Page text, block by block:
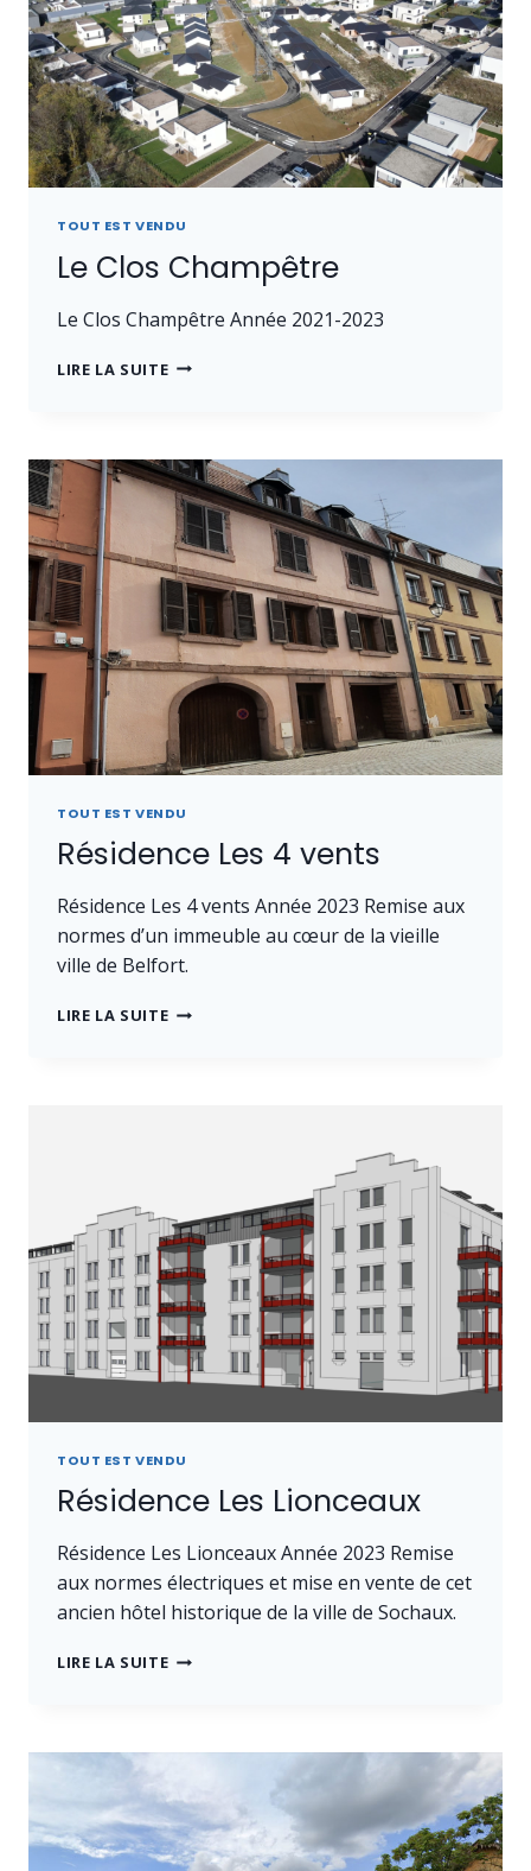
TOUT EST VENDU
Le Clos Champêtre
Le Clos Champêtre Année 2021-2023
LIRE LA SUITELE
TOUT EST VENDU
Résidence Les 4 vents
Résidence Les 4 vents Année 2023 Remise aux
normes d’un immeuble au cœur de la vieille
ville de Belfort.
LIRE LA SUITERÉSIDENCE
TOUT EST VENDU
Résidence Les Lionceaux
Résidence Les Lionceaux Année 2023 Remise
aux normes électriques et mise en vente de cet
ancien hôtel historique de la ville de Sochaux.
LIRE LA SUITERÉSIDENCE